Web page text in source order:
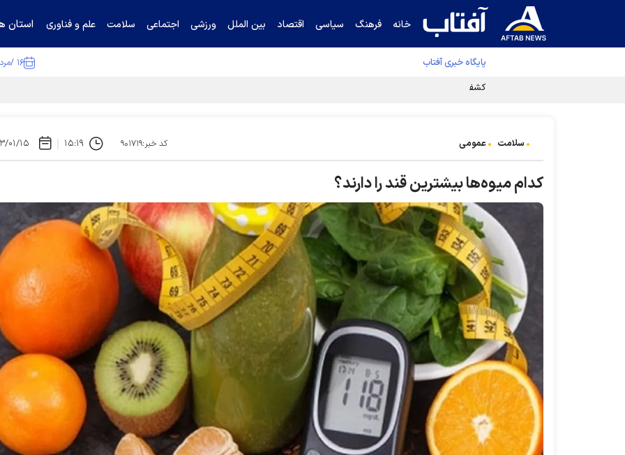
خانه فرهنگ سیاسی اقتصاد بین الملل ورزشی اجتماعی سلامت علم و فناوری استان
پایگاه خبری آفتاب ۱۶ /مرداد /۱۴۰۵
کشف مسیر توقف‌ناپذیری سلول‌های سرطانی
سلامت عمومی کد خبر:۹۰۱۷۱۹ ۱۵:۱۹ ۱۴۰۳/
کدام میوه‌ها بیشترین قند را دارند؟